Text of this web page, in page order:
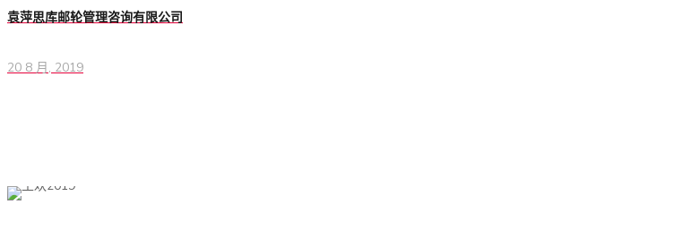
袁萍思库邮轮管理咨询有限公司
20 8 月, 2019